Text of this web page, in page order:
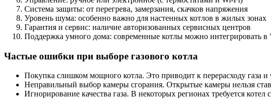
Система защиты: от перегрева, замерзания, скачков напряжения
Уровень шума: особенно важно для настенных котлов в жилых зонах
Гарантия и сервис: наличие авторизованных сервисных центров
Поддержка умного дома: современные котлы можно интегрировать
Частые ошибки при выборе газового котла
Покупка слишком мощного котла. Это приводит к перерасходу
Неправильный выбор камеры сгорания. Открытые камеры нельзя
Игнорирование качества газа. В некоторых регионах требуется